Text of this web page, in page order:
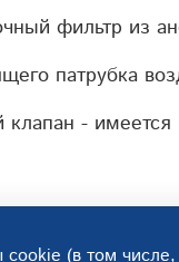
фильтр из
патрубка
клапан - имеется
(в том